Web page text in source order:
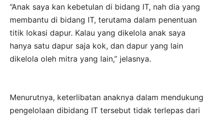
“Anak saya kan kebetulan di bidang IT, nah dia yang
membantu di bidang IT, terutama dalam penentuan
titik lokasi dapur. Kalau yang dikelola anak saya
hanya satu dapur saja kok, dan dapur yang lain
dikelola oleh mitra yang lain,” jelasnya.
Menurutnya, keterlibatan anaknya dalam mendukung
pengelolaan dibidang IT tersebut tidak terlepas dari